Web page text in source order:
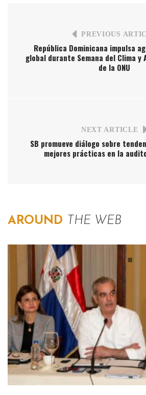
PREVIOUS
República Dominicana impulsa
global durante Semana del Clima y
de la ONU
NEXT ARTICLE
SB promueve diálogo sobre
mejores prácticas en la
AROUND THE WEB